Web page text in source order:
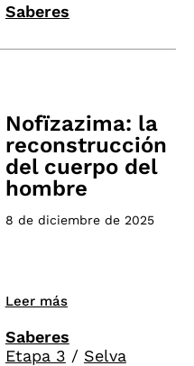
Saberes
Nofïzazima: la
reconstrucción
del cuerpo del
hombre
8 de diciembre de 2025
Leer más
Saberes
Etapa 3 / Selva